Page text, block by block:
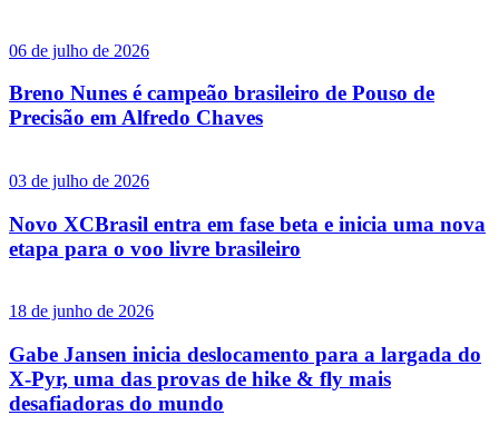
06 de julho de 2026
Breno Nunes é campeão brasileiro de Pouso de
Precisão em Alfredo Chaves
03 de julho de 2026
Novo XCBrasil entra em fase beta e inicia uma nova
etapa para o voo livre brasileiro
18 de junho de 2026
Gabe Jansen inicia deslocamento para a largada do
X-Pyr, uma das provas de hike & fly mais
desafiadoras do mundo